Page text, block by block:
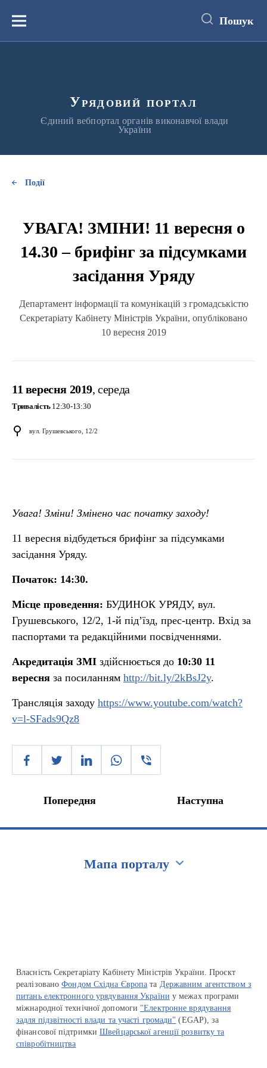
вмістуМеню Пошук
Урядовий портал
Єдиний вебпортал органів виконавчої влади
України
Події
УВАГА! ЗМІНИ! 11 вересня о
14.30 – брифінг за підсумками
засідання Уряду
Департамент інформації та комунікацій з громадськістю
Секретаріату Кабінету Міністрів України, опубліковано
10 вересня 2019
11 вересня 2019, середа
Тривалість12:30-13:30
вул. Грушевського, 12/2
Увага! Зміни! Змінено час початку заходу!
11 вересня відбудеться брифінг за підсумками
засідання Уряду.
Початок: 14:30.
Місце проведення: БУДИНОК УРЯДУ, вул.
Грушевського, 12/2, 1-й під’їзд, прес-центр. Вхід за
паспортами та редакційними посвідченнями.
Акредитація ЗМІ здійснюється до 10:30 11
вересня за посиланням http://bit.ly/2kBsJ2y.
Трансляція заходу https://www.youtube.com/watch?
v=l-SFads9Qz8
Попередня Наступна
Мапа порталу
Власність Секретаріату Кабінету Міністрів України. Проєкт
реалізованоФондом Східна Європа та Державним агентством з
питань електронного урядування України у межах програми
міжнародної технічної допомоги "Електронне врядування
задля підзвітності влади та участі громади" (EGAP), за
фінансової підтримкиШвейцарської агенції розвитку та
співробітництва